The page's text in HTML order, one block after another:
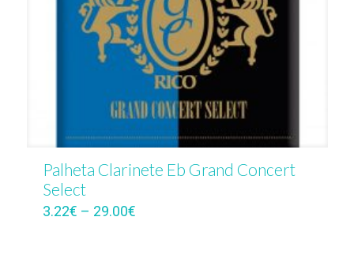
Palheta Clarinete Eb Grand Concert
Select
3.22€ – 29.00€